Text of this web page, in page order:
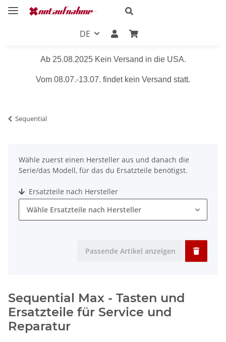
DE
Ab 25.08.2025 Kein Versand in die USA.
Vom 08.07.-13.07. findet kein Versand statt.
Sequential
Wähle zuerst einen Hersteller aus und danach die
Serie/das Modell, für das du Ersatzteile benötigst.
Ersatzteile nach Hersteller
Wähle Ersatzteile nach Hersteller
Passende Artikel anzeigen
Sequential Max - Tasten und
Ersatzteile für Service und
Reparatur